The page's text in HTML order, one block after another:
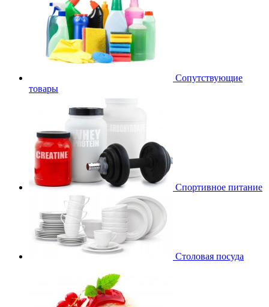
Сопутствующие
товары
Спортивное питание
Столовая посуда